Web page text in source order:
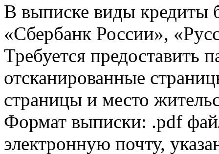
В выписке виды кредиты
«Сбербанк России»,
Требуется предоставить
отсканированные
страницы и место
Формат выписки: .pdf
электронную почту,